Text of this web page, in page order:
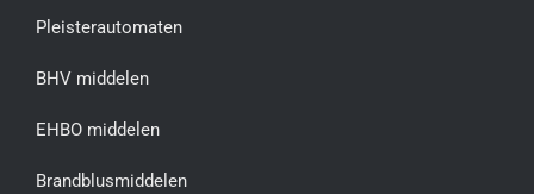
Pleisterautomaten
BHV middelen
EHBO middelen
Brandblusmiddelen